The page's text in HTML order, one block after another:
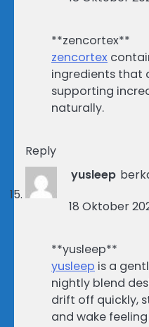
** zencortex**
zencortex
ingredients that
supporting
naturally.
Reply
yusleep
18 Oktober
** yusleep**
yusleep is a
nightly blend
drift off quickly,
and wake